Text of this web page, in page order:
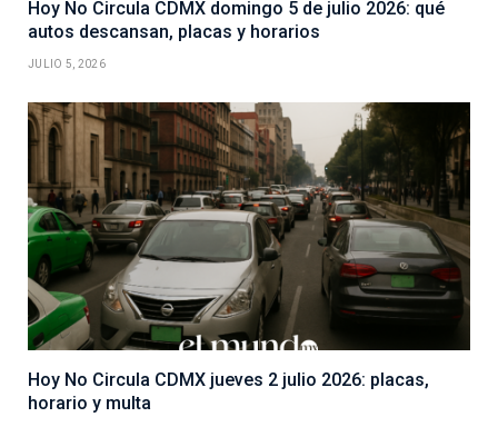
Hoy No Circula CDMX domingo 5 de julio 2026: qué
autos descansan, placas y horarios
JULIO 5, 2026
Hoy No Circula CDMX jueves 2 julio 2026: placas,
horario y multa